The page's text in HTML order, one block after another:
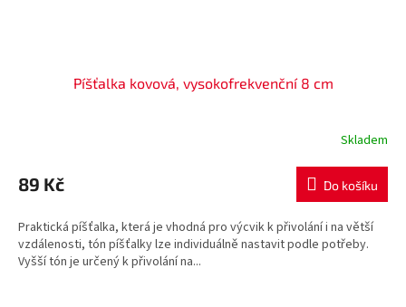
Píšťalka kovová, vysokofrekvenční 8 cm
Skladem
89 Kč Do košíku
Praktická píšťalka, která je vhodná pro výcvik k přivolání i na větší
vzdálenosti, tón píšťalky lze individuálně nastavit podle potřeby.
Vyšší tón je určený k přivolání na...